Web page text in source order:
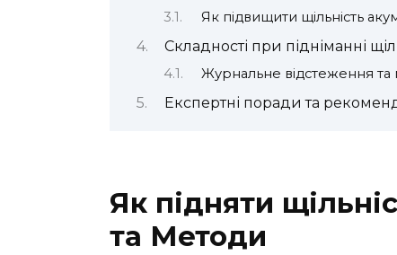
Як підвищити щільність
Складності при підніманні
Журнальне відстеження та
Експертні поради та
Як підняти
та Методи